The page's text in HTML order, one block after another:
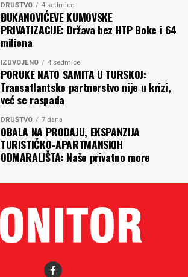
DRUŠTVO 4 sedmice
ĐUKANOVIĆEVE KUMOVSKE
PRIVATIZACIJE: Država bez HTP Boke i 64
miliona
IZDVOJENO 4 sedmice
PORUKE NATO SAMITA U TURSKOJ:
Transatlantsko partnerstvo nije u krizi,
već se raspada
DRUŠTVO 7 dana
OBALA NA PRODAJU, EKSPANZIJA
TURISTIČKO-APARTMANSKIH
ODMARALIŠTA: Naše privatno more